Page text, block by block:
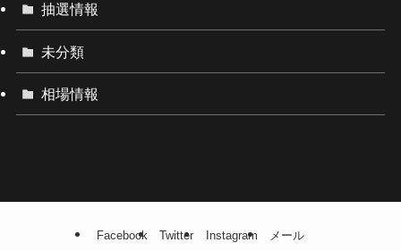
抽選情報
未分類
相場情報
Facebook Twitter Instagram メール